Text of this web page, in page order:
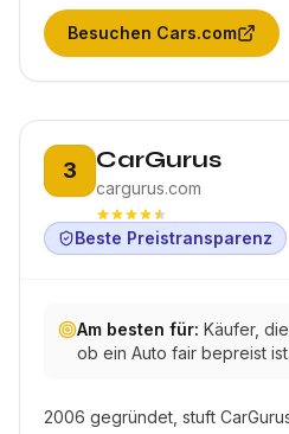
Besuchen Cars.com
3 Platz 3:
CarGurus
cargurus.com
Beste Preistransparenz
Am besten für: Käufer,
ob ein Auto fair bepreist ist.
2006 gegründet, stuft